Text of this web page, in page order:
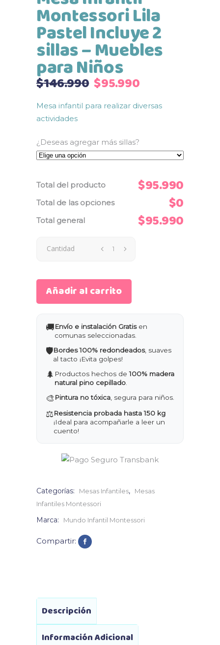
Montessori Lila
Pastel Incluye 2
sillas – Muebles
para Niños
$146.990 El
original
$146.990.
$95.990El
actual
Mesa infantil para realizar diversas
actividades
¿Deseas agregar más sillas?
Total del producto $95.990
Total de las opciones $0
Total general $95.990
Cantidad
Añadir al carrito
🚚Envío e instalación Gratisen
comunas seleccionadas.
🛡️Bordes 100% redondeados, suaves
al tacto ¡Evita golpes!
🌲 Productos hechos de100% madera
natural pino cepillado
🎨 Pintura no tóxica , segura para niños.
⚖️Resistencia probada hasta 150 kg
¡Ideal para acompañarle a leer un
cuento!
Categorías: Mesas Infantiles,
Mesas
Infantiles Montessori
Marca: Mundo Infantil Montessori
Compartir:
Descripción
Información Adicional